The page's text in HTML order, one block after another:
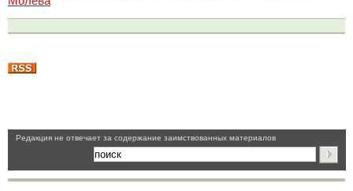
Pедакция не отвечает за содержание заимствованных материалов